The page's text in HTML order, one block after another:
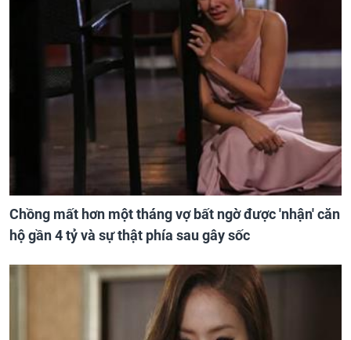
Chồng mất hơn một tháng vợ bất ngờ được 'nhận' căn
hộ gần 4 tỷ và sự thật phía sau gây sốc